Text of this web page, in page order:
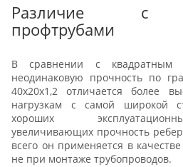
Различие с
профтрубами
В сравнении с квадратным
неодинаковую прочность по
40х20х1,2 отличается более
нагрузкам с самой широкой
хороших
увеличивающих прочность
всего он применяется в
не при монтаже трубопроводов.